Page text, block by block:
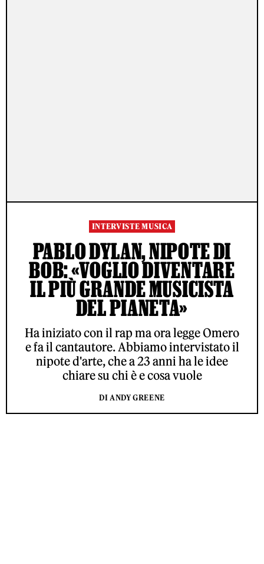
INTERVISTE MUSICA
PABLO DYLAN, NIPOTE DI
BOB: «VOGLIO DIVENTARE
IL PIÙ GRANDE MUSICISTA
DEL PIANETA»
Ha iniziato con il rap ma ora legge Omero
e fa il cantautore. Abbiamo intervistato il
nipote d'arte, che a 23 anni ha le idee
chiare su chi è e cosa vuole
DI ANDY GREENE